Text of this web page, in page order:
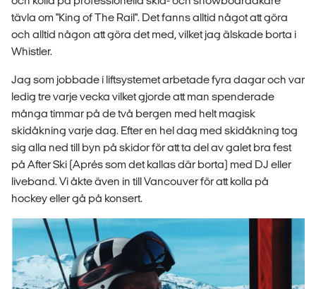
tävla om "King of The Rail". Det fanns alltid något att göra
och alltid någon att göra det med, vilket jag älskade borta i
Whistler.
Jag som jobbade i liftsystemet arbetade fyra dagar och var
ledig tre varje vecka vilket gjorde att man spenderade
många timmar på de två bergen med helt magisk
skidåkning varje dag. Efter en hel dag med skidåkning tog
sig alla ned till byn på skidor för att ta del av galet bra fest
på After Ski (Aprés som det kallas där borta) med DJ eller
liveband. Vi åkte även in till Vancouver för att kolla på
hockey eller gå på konsert.